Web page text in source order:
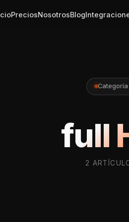
PreciosNosotrosBlog
Categoría
full
2